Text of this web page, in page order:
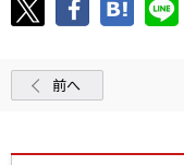
前へ